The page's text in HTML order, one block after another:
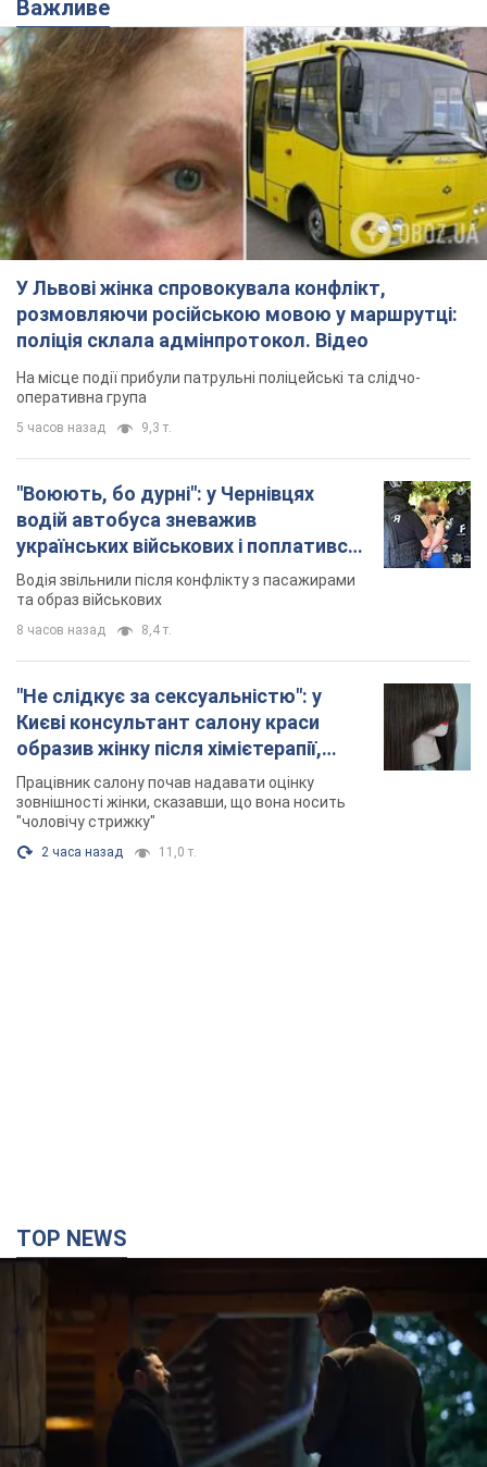
Важливе
У Львові жінка спровокувала конфлікт,
розмовляючи російською мовою у маршрутці:
поліція склала адмінпротокол. Відео
На місце події прибули патрульні поліцейські та слідчо-
оперативна група
5 часов назад 9,3 т.
"Воюють, бо дурні": у Чернівцях
водій автобуса зневажив
українських військових і поплатився.
Відео
Водія звільнили після конфлікту з пасажирами
та образ військових
8 часов назад 8,4 т.
"Не слідкує за сексуальністю": у
Києві консультант салону краси
образив жінку після хімієтерапії,
розгорівся скандал. Фото
Працівник салону почав надавати оцінку
зовнішності жінки, сказавши, що вона носить
"чоловічу стрижку"
2 часа назад 11,0 т.
TOP NEWS